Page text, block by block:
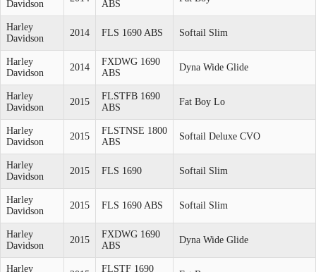
Davidson
ABS
Harley
Davidson
2014 FLS 1690 ABS Softail Slim
Harley
Davidson
2014
FXDWG 1690
ABS
Dyna Wide Glide
Harley
Davidson
2015
FLSTFB 1690
ABS
Fat Boy Lo
Harley
Davidson
2015
FLSTNSE 1800
ABS
Softail Deluxe CVO
Harley
Davidson
2015 FLS 1690 Softail Slim
Harley
Davidson
2015 FLS 1690 ABS Softail Slim
Harley
Davidson
2015
FXDWG 1690
ABS
Dyna Wide Glide
Harley
FLSTF 1690